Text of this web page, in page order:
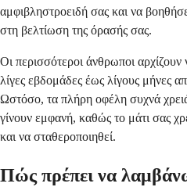
αμφιβληστροειδή σας και να
στη βελτίωση της όρασής σας.
Οι περισσότεροι άνθρωποι
λίγες εβδομάδες έως λίγους μήνες
Ωστόσο, τα πλήρη οφέλη συχνά
γίνουν εμφανή, καθώς το μάτι σας
και να σταθεροποιηθεί.
Πώς πρέπει να